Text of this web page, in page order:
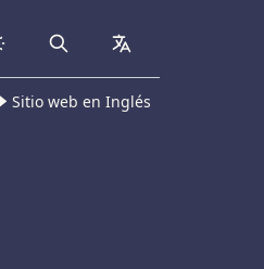
Search collapsed
Sitio web en Inglés